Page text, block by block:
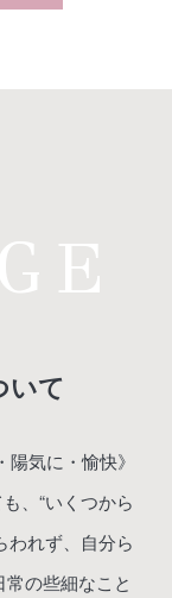
いて
気に・愉快》
、“いくつから
われず、自分ら
常の些細なこと